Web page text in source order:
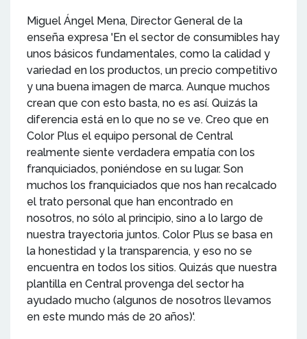
Miguel Ángel Mena, Director General de la
enseña expresa 'En el sector de consumibles hay
unos básicos fundamentales, como la calidad y
variedad en los productos, un precio competitivo
y una buena imagen de marca. Aunque muchos
crean que con esto basta, no es así. Quizás la
diferencia está en lo que no se ve. Creo que en
Color Plus el equipo personal de Central
realmente siente verdadera empatía con los
franquiciados, poniéndose en su lugar. Son
muchos los franquiciados que nos han recalcado
el trato personal que han encontrado en
nosotros, no sólo al principio, sino a lo largo de
nuestra trayectoria juntos. Color Plus se basa en
la honestidad y la transparencia, y eso no se
encuentra en todos los sitios. Quizás que nuestra
plantilla en Central provenga del sector ha
ayudado mucho (algunos de nosotros llevamos
en este mundo más de 20 años)'.